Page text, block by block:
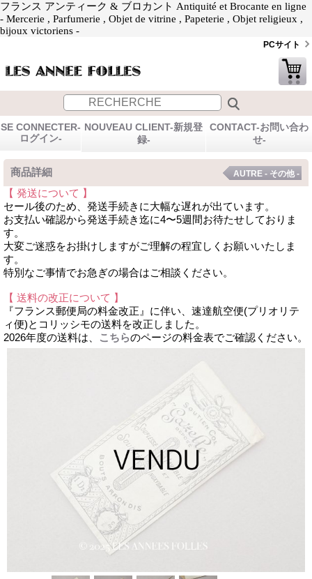
フランス アンティーク & ブロカント Antiquité et Brocante en ligne
- Mercerie , Parfumerie , Objet de vitrine , Papeterie , Objet religieux ,
bijoux victoriens -
PCサイト
SE CONNECTER-
ログイン-
NOUVEAU CLIENT-新規登
録-
CONTACT-お問い合わ
せ-
商品詳細 AUTRE - その他 -
【 発送について 】
セール後のため、発送手続きに大幅な遅れが出ています。
お支払い確認から発送手続き迄に4〜5週間お待たせしておりま
す。
大変ご迷惑をお掛けしますがご理解の程宜しくお願いいたしま
す。
特別なご事情でお急ぎの場合はご相談ください。
【 送料の改正について 】
『フランス郵便局の料金改正』に伴い、速達航空便(プリオリテ
ィ便)とコリッシモの送料を改正しました。
2026年度の送料は、
こちらのページの料金表でご確認ください。